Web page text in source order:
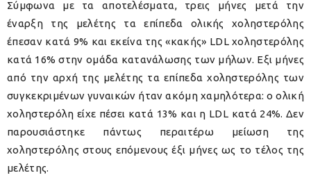
Σύμφωνα με τα αποτελέσματα, τρεις μήνες μετά την
έναρξη της μελέτης τα επίπεδα ολικής χοληστερόλης
έπεσαν κατά 9% και εκείνα της «κακής» LDL χοληστερόλης
κατά 16% στην ομάδα κατανάλωσης των μήλων. Εξι μήνες
από την αρχή της μελέτης τα επίπεδα χοληστερόλης των
συγκεκριμένων γυναικών ήταν ακόμη χαμηλότερα: ο ολική
χοληστερόλη είχε πέσει κατά 13% και η LDL κατά 24%. Δεν
παρουσιάστηκε πάντως περαιτέρω μείωση της
χοληστερόλης στους επόμενους έξι μήνες ως το τέλος της
μελέτης.